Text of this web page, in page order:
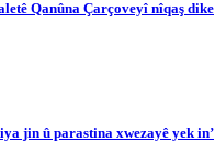
Qanûna Çarçoveyî nîqaş dike
jin û parastina xwezayê yek in’